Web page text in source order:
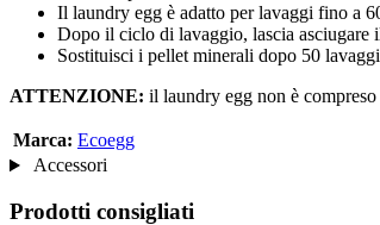
Il laundry egg è adatto per lavaggi fino a
Dopo il ciclo di lavaggio, lascia asciugare
Sostituisci i pellet minerali dopo 50
ATTENZIONE: il laundry egg non è compreso
Marca: Ecoegg
Accessori
Prodotti consigliati